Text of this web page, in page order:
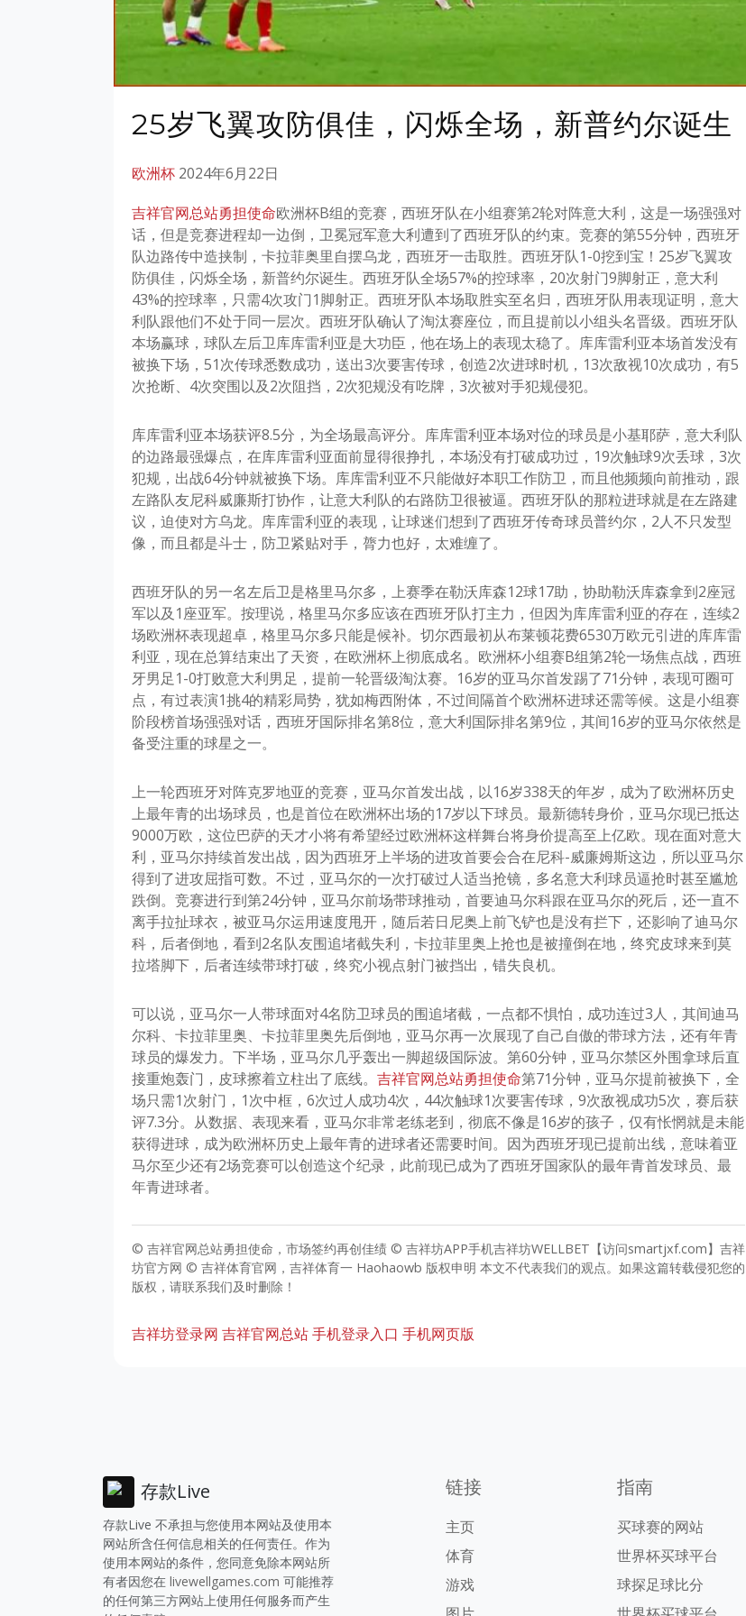
25岁飞翼攻防俱佳，闪烁全场，新普约尔诞生
欧洲杯 2024年6月22日
吉祥官网总站勇担使命欧洲杯B组的竞赛，西班牙队在小组赛第2轮对阵意大利，这是一场强强对
话，但是竞赛进程却一边倒，卫冕冠军意大利遭到了西班牙队的约束。竞赛的第55分钟，西班牙
队边路传中造挟制，卡拉菲奥里自摆乌龙，西班牙一击取胜。西班牙队1-0挖到宝！25岁飞翼攻
防俱佳，闪烁全场，新普约尔诞生。西班牙队全场57%的控球率，20次射门9脚射正，意大利
43%的控球率，只需4次攻门1脚射正。西班牙队本场取胜实至名归，西班牙队用表现证明，意大
利队跟他们不处于同一层次。西班牙队确认了淘汰赛座位，而且提前以小组头名晋级。西班牙队
本场赢球，球队左后卫库库雷利亚是大功臣，他在场上的表现太稳了。库库雷利亚本场首发没有
被换下场，51次传球悉数成功，送出3次要害传球，创造2次进球时机，13次敌视10次成功，有5
次抢断、4次突围以及2次阻挡，2次犯规没有吃牌，3次被对手犯规侵犯。
库库雷利亚本场获评8.5分，为全场最高评分。库库雷利亚本场对位的球员是小基耶萨，意大利队
的边路最强爆点，在库库雷利亚面前显得很挣扎，本场没有打破成功过，19次触球9次丢球，3次
犯规，出战64分钟就被换下场。库库雷利亚不只能做好本职工作防卫，而且他频频向前推动，跟
左路队友尼科威廉斯打协作，让意大利队的右路防卫很被逼。西班牙队的那粒进球就是在左路建
议，迫使对方乌龙。库库雷利亚的表现，让球迷们想到了西班牙传奇球员普约尔，2人不只发型
像，而且都是斗士，防卫紧贴对手，膂力也好，太难缠了。
西班牙队的另一名左后卫是格里马尔多，上赛季在勒沃库森12球17助，协助勒沃库森拿到2座冠
军以及1座亚军。按理说，格里马尔多应该在西班牙队打主力，但因为库库雷利亚的存在，连续2
场欧洲杯表现超卓，格里马尔多只能是候补。切尔西最初从布莱顿花费6530万欧元引进的库库雷
利亚，现在总算结束出了天资，在欧洲杯上彻底成名。欧洲杯小组赛B组第2轮一场焦点战，西班
牙男足1-0打败意大利男足，提前一轮晋级淘汰赛。16岁的亚马尔首发踢了71分钟，表现可圈可
点，有过表演1挑4的精彩局势，犹如梅西附体，不过间隔首个欧洲杯进球还需等候。这是小组赛
阶段榜首场强强对话，西班牙国际排名第8位，意大利国际排名第9位，其间16岁的亚马尔依然是
备受注重的球星之一。
上一轮西班牙对阵克罗地亚的竞赛，亚马尔首发出战，以16岁338天的年岁，成为了欧洲杯历史
上最年青的出场球员，也是首位在欧洲杯出场的17岁以下球员。最新德转身价，亚马尔现已抵达
9000万欧，这位巴萨的天才小将有希望经过欧洲杯这样舞台将身价提高至上亿欧。现在面对意大
利，亚马尔持续首发出战，因为西班牙上半场的进攻首要会合在尼科-威廉姆斯这边，所以亚马尔
得到了进攻屈指可数。不过，亚马尔的一次打破过人适当抢镜，多名意大利球员逼抢时甚至尴尬
跌倒。竞赛进行到第24分钟，亚马尔前场带球推动，首要迪马尔科跟在亚马尔的死后，还一直不
离手拉扯球衣，被亚马尔运用速度甩开，随后若日尼奥上前飞铲也是没有拦下，还影响了迪马尔
科，后者倒地，看到2名队友围追堵截失利，卡拉菲里奥上抢也是被撞倒在地，终究皮球来到莫
拉塔脚下，后者连续带球打破，终究小视点射门被挡出，错失良机。
可以说，亚马尔一人带球面对4名防卫球员的围追堵截，一点都不惧怕，成功连过3人，其间迪马
尔科、卡拉菲里奥、卡拉菲里奥先后倒地，亚马尔再一次展现了自己自傲的带球方法，还有年青
球员的爆发力。下半场，亚马尔几乎轰出一脚超级国际波。第60分钟，亚马尔禁区外围拿球后直
接重炮轰门，皮球擦着立柱出了底线。 吉祥官网总站勇担使命第71分钟，亚马尔提前被换下，全
场只需1次射门，1次中框，6次过人成功4次，44次触球1次要害传球，9次敌视成功5次，赛后获
评7.3分。从数据、表现来看，亚马尔非常老练老到，彻底不像是16岁的孩子，仅有怅惘就是未能
获得进球，成为欧洲杯历史上最年青的进球者还需要时间。因为西班牙现已提前出线，意味着亚
马尔至少还有2场竞赛可以创造这个纪录，此前现已成为了西班牙国家队的最年青首发球员、最
年青进球者。
© 吉祥官网总站勇担使命，市场签约再创佳绩 © 吉祥坊APP手机吉祥坊WELLBET【访问smartjxf.com】吉祥
坊官方网 © 吉祥体育官网，吉祥体育一 Haohaowb 版权申明 本文不代表我们的观点。如果这篇转载侵犯您的
版权，请联系我们及时删除！
吉祥坊登录网 吉祥官网总站手机登录入口 手机网页版
存款Live
存款Live 不承担与您使用本网站及使用本
网站所含任何信息相关的任何责任。作为
使用本网站的条件，您同意免除本网站所
有者因您在 livewellgames.com 可能推荐
的任何第三方网站上使用任何服务而产生
链接
主页
体育
游戏
指南
买球赛的网站
世界杯买球平台
球探足球比分